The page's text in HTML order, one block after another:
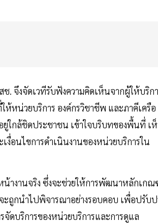
. จึงจัดเวทีรับฟังความคิดเห็นจากผู้ให้บริก
ห้หน่วยบริการ องค์กรวิชาชีพ และภาคีเครือ
ใกล้ชิดประชาชน เข้าใจบริบทของพื้นที่ เ
งื่อนไขการดำเนินงานของหน่วยบริการใน
น้างานจริง ซึ่งจะช่วยให้การพัฒนาหลักเก
ถูกนำไปพิจารณาอย่างรอบคอบ เพื่อปรับป
ดบริการของหน่วยบริการและการดูแล